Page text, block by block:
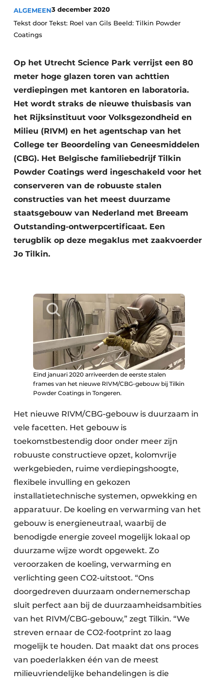
Podcasts
Privacy / Cookie statement
Vacature aanmelden
Video’s
ALGEMEEN3 december 2020
Tekst door Tekst: Roel van Gils Beeld: Tilkin Powder
Coatings
Op het Utrecht Science Park verrijst een 80
meter hoge glazen toren van achttien
verdiepingen met kantoren en laboratoria.
Het wordt straks de nieuwe thuisbasis van
het Rijksinstituut voor Volksgezondheid en
Milieu (RIVM) en het agentschap van het
College ter Beoordeling van Geneesmiddelen
(CBG). Het Belgische familiebedrijf Tilkin
Powder Coatings werd ingeschakeld voor het
conserveren van de robuuste stalen
constructies van het meest duurzame
staatsgebouw van Nederland met Breeam
Outstanding-ontwerpcertificaat. Een
terugblik op deze megaklus met zaakvoerder
Jo Tilkin.
Eind januari 2020 arriveerden de eerste stalen
frames van het nieuwe RIVM/CBG-gebouw bij Tilkin
Powder Coatings in Tongeren.
Het nieuwe RIVM/CBG-gebouw is duurzaam in
vele facetten. Het gebouw is
toekomstbestendig door onder meer zijn
robuuste constructieve opzet, kolomvrije
werkgebieden, ruime verdiepingshoogte,
flexibele invulling en gekozen
installatietechnische systemen, opwekking en
apparatuur. De koeling en verwarming van het
gebouw is energieneutraal, waarbij de
benodigde energie zoveel mogelijk lokaal op
duurzame wijze wordt opgewekt. Zo
veroorzaken de koeling, verwarming en
verlichting geen CO2-uitstoot. “Ons
doorgedreven duurzaam ondernemerschap
sluit perfect aan bij de duurzaamheidsambities
van het RIVM/CBG-gebouw,” zegt Tilkin. “We
streven ernaar de CO2-footprint zo laag
mogelijk te houden. Dat maakt dat ons proces
van poederlakken één van de meest
milieuvriendelijke behandelingen is die